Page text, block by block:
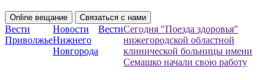
Online вещание Связаться с нами
Вести
Приволжье
Новости
Нижнего
Новгорода
ВестиСегодня "Поезда здоровья"
нижегородской областной
клинической больницы имени
Семашко начали свою работу